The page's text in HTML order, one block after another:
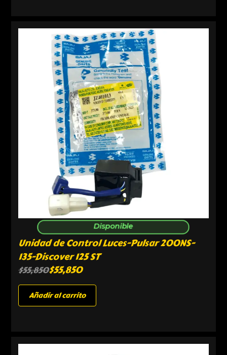
Disponible
Unidad de Control Luces-Pulsar 200NS-
135-Discover 125 ST
$55,850$55,850
Añadir al carrito